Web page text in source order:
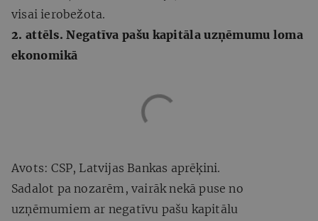
visai ierobežota.
2. attēls. Negatīva pašu kapitāla uzņēmumu loma
ekonomikā
Avots: CSP, Latvijas Bankas aprēķini.
Sadalot pa nozarēm, vairāk nekā puse no
uzņēmumiem ar negatīvu pašu kapitālu